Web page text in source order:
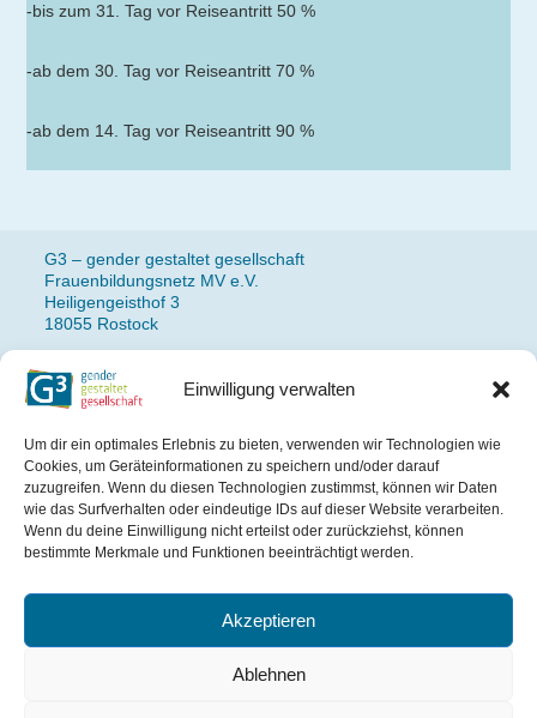
Einwilligung verwalten
Um dir ein optimales Erlebnis zu bieten, verwenden wir Technologien wie
Cookies, um Geräteinformationen zu speichern und/oder darauf
zuzugreifen. Wenn du diesen Technologien zustimmst, können wir Daten
wie das Surfverhalten oder eindeutige IDs auf dieser Website verarbeiten.
Wenn du deine Einwilligung nicht erteilst oder zurückziehst, können
bestimmte Merkmale und Funktionen beeinträchtigt werden.
Akzeptieren
Ablehnen
-bis zum 31. Tag vor Reiseantritt 50 %
-ab dem 30. Tag vor Reiseantritt 70 %
-ab dem 14. Tag vor Reiseantritt 90 %
G3 – gender gestaltet gesellschaft
Frauenbildungsnetz MV e.V.
Heiligengeisthof 3
18055 Rostock
Fon: 0381 490 77 14
Impressum
Datenschutz
Das Projekt wird gefördert
Mecklenburg-Vorpommern.